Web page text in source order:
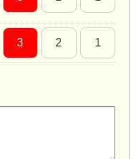
3 2 1